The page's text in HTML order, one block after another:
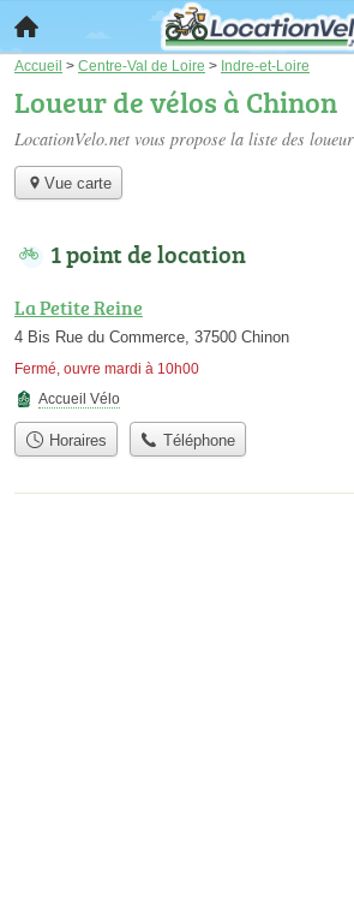
Accueil > Centre-Val de Loire > Indre-et-Loire
Loueur de vélos à Chinon
LocationVelo.net vous propose la liste des
Vue carte
1 point de location
La Petite Reine
4 Bis Rue du Commerce, 37500 Chinon
Fermé, ouvre mardi à 10h00
Accueil Vélo
Horaires Téléphone